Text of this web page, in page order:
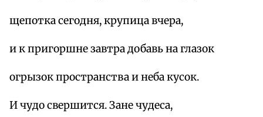
щепотка сегодня, крупица вчера,
и к пригоршне завтра добавь на глазок
огрызок пространства и неба кусок.
И чудо свершится. Зане чудеса,